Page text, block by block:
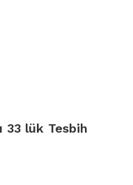
33 lük Tesbih